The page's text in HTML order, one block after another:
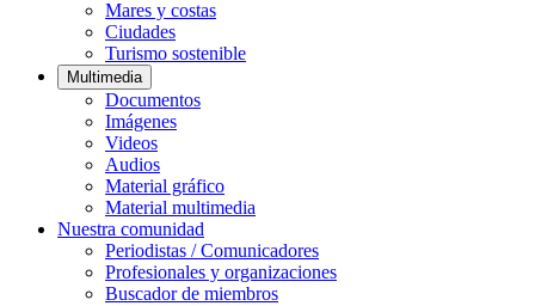
Mares y costas
Ciudades
Turismo sostenible
Multimedia
Documentos
Imágenes
Videos
Audios
Material gráfico
Material multimedia
Nuestra comunidad
Periodistas / Comunicadores
Profesionales y organizaciones
Buscador de miembros